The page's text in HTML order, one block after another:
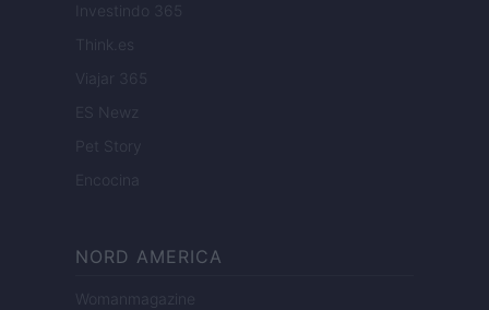
Investindo 365
Think.es
Viajar 365
ES Newz
Pet Story
Encocina
NORD AMERICA
Womanmagazine